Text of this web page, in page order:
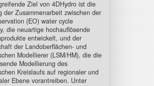
Ziel von 4DHydro ist die
der Zusammenarbeit zwischen der
(EO) water cycle
die neuartige hochauflösende
entwickelt, und der
der Landoberflächen- und
Modellierer (LSM/HM), die die
Modellierung des
Kreislaufs auf regionaler und
Ebene vorantreiben. Unter